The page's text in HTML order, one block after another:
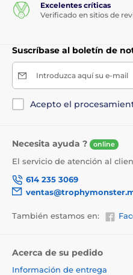
Excelentes críticas
Verificado en sitios de
Suscríbase al boletín de
Introduzca aquí su e-mail
Acepto el
Necesita ayuda ? online
El servicio de atención al
614 235 3069
También estamos en:
Acerca de su pedido
Información de entrega